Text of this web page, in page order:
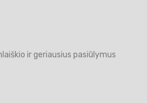
ir geriausius pasiūlymus